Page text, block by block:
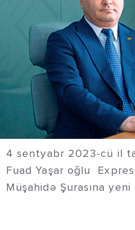
4 sentyabr 2023-cü il
Fuad Yaşar oğlu
Müşahidə Şurasına